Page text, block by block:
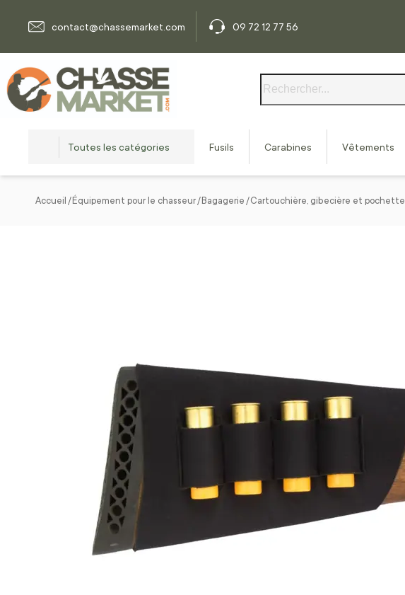
contact@chassemarket.com
09 72 12 77 56
Toutes les catégories Fusils Carabines Vêtements
Accueil Équipement pour le chasseur Bagagerie Cartouchière, gibecière et pochette